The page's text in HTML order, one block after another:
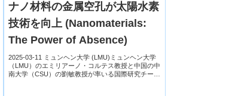
ナノ材料の金属空孔が太陽水素
技術を向上 (Nanomaterials:
The Power of Absence)
2025-03-11 ミュンヘン大学 (LMU)​ミュンヘン大学
（LMU）のエミリアーノ・コルテス教授と中国の中
南大学（CSU）の劉敏教授が率いる国際研究チーム